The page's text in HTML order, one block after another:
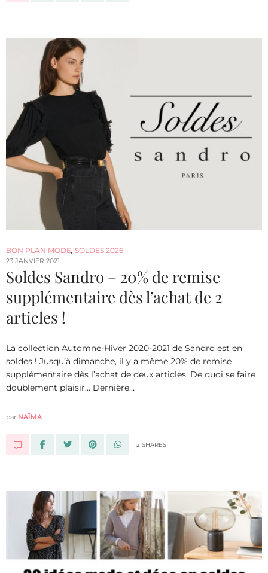
BON PLAN MODE, SOLDES 2026
23 JANVIER 2021
Soldes Sandro – 20% de remise
supplémentaire dès l’achat de 2
articles !
La collection Automne-Hiver 2020-2021 de Sandro est en
soldes ! Jusqu’à dimanche, il y a même 20% de remise
supplémentaire dès l’achat de deux articles. De quoi se faire
doublement plaisir… Dernière…
par NAÏMA
2 SHARES